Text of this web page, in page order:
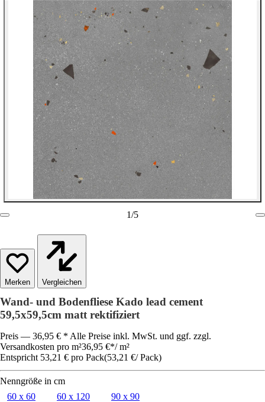
1/5
Vergleichen
Wand- und Bodenfliese Kado lead cement
59,5x59,5cm matt rektifiziert
Preis — 36,95 € * Alle Preise inkl. MwSt. und ggf. zzgl.
Versandkosten pro m²36,95 €*/ m²
Entspricht 53,21 € pro Pack(53,21 €/ Pack)
Nenngröße in cm
60 x 60
60 x 120 90 x 90